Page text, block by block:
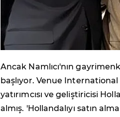
Ancak Namlıcı'nın
başlıyor. Venue
yatırımcısı ve geliştiricisi
almış. 'Hollandalıyı satın